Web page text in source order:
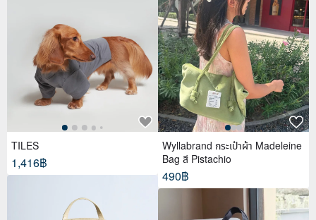
TILES
1,416฿
Wyllabrand กระเป๋าผ้า Madeleine
Bag สี Pistachio
490฿